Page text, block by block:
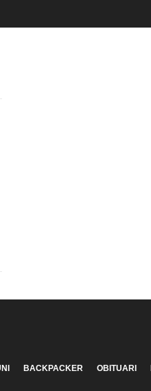
BACKPACKER OBITUARI